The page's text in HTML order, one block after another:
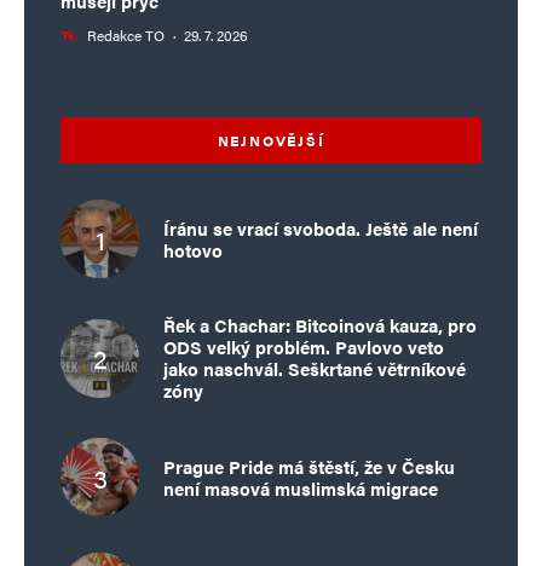
Redakce TO · 29. 7. 2026
NEJNOVĚJŠÍ
Íránu se vrací svoboda. Ještě ale není
hotovo
Řek a Chachar: Bitcoinová kauza, pro
ODS velký problém. Pavlovo veto
jako naschvál. Seškrtané větrníkové
zóny
Prague Pride má štěstí, že v Česku
není masová muslimská migrace